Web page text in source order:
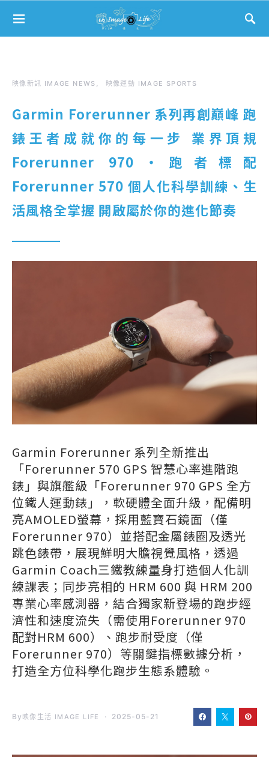
Search for:
映像新訊 IMAGE NEWS 映像運動 IMAGE SPORTS
Garmin Forerunner 系列再創巔峰 跑
錶王者成就你的每一步 業界頂規
Forerunner 970・跑者標配
Forerunner 570 個人化科學訓練、生
活風格全掌握 開啟屬於你的進化節奏
Garmin Forerunner 系列全新推出
「Forerunner 570 GPS 智慧心率進階跑
錶」與旗艦級「Forerunner 970 GPS 全方
位鐵人運動錶」，軟硬體全面升級，配備明
亮AMOLED螢幕，採用藍寶石鏡面（僅
Forerunner 970）並搭配金屬錶圈及透光
跳色錶帶，展現鮮明大膽視覺風格，透過
Garmin Coach三鐵教練量身打造個人化訓
練課表；同步亮相的 HRM 600 與 HRM 200
專業心率感測器，結合獨家新登場的跑步經
濟性和速度流失（需使用Forerunner 970
配對HRM 600）、跑步耐受度（僅
Forerunner 970）等關鍵指標數據分析，
打造全方位科學化跑步生態系體驗。
By 映像生活 IMAGE LIFE 2025-05-21